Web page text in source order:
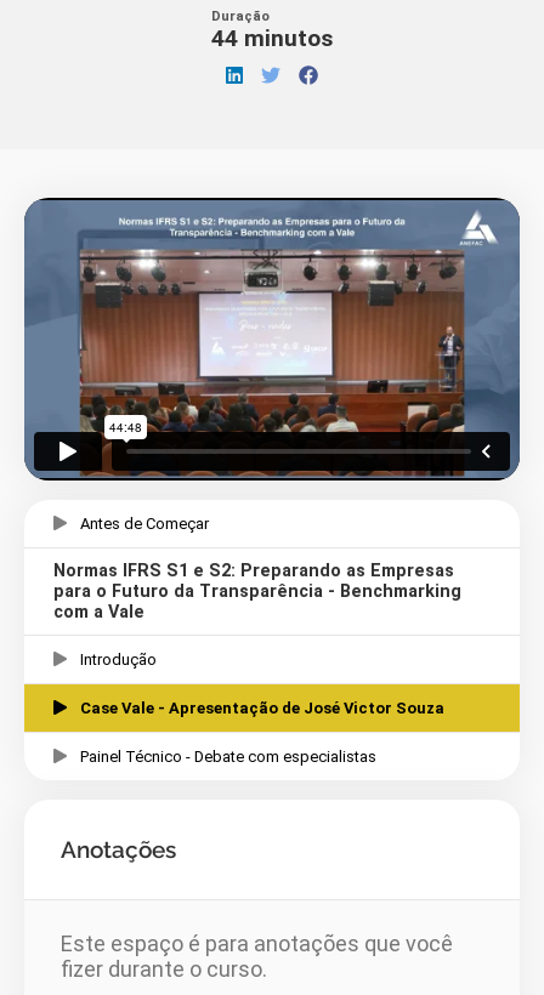
Duração
44 minutos
Antes de Começar
Normas IFRS S1 e S2: Preparando as Empresas
para o Futuro da Transparência - Benchmarking
com a Vale
Introdução
Case Vale - Apresentação de José Victor Souza
Painel Técnico - Debate com especialistas
Anotações